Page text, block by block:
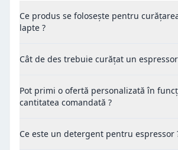
Ce produs se folosește pentru
lapte ?
Cât de des trebuie curățat un
Pot primi o ofertă personalizată în
cantitatea comandată ?
Ce este un detergent pentru espressor